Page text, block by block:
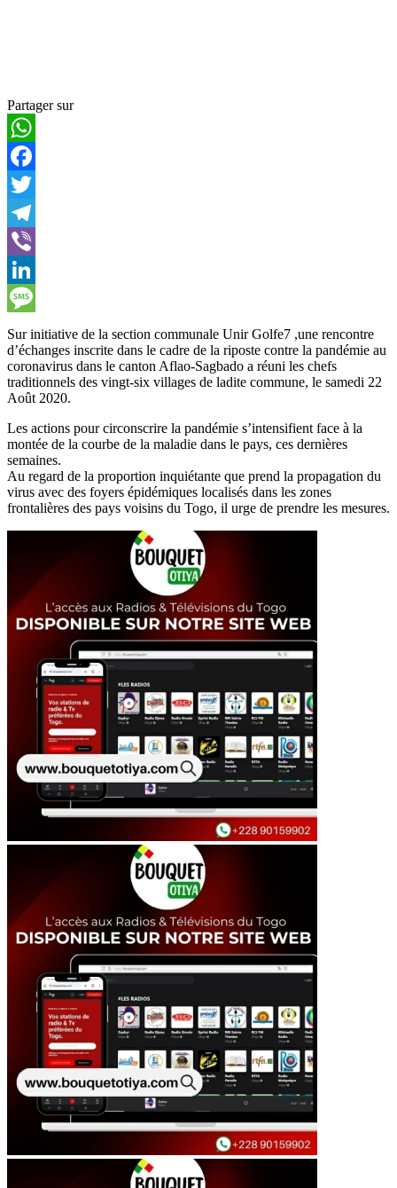
Partager sur
WhatsApp
Facebook
Twitter
Telegram
Viber
LinkedIn
Message
Sur initiative de la section communale Unir Golfe7 ,une rencontre
d’échanges inscrite dans le cadre de la riposte contre la pandémie au
coronavirus dans le canton Aflao-Sagbado a réuni les chefs
traditionnels des vingt-six villages de ladite commune, le samedi 22
Août 2020.
Les actions pour circonscrire la pandémie s’intensifient face à la
montée de la courbe de la maladie dans le pays, ces dernières
semaines.
Au regard de la proportion inquiétante que prend la propagation du
virus avec des foyers épidémiques localisés dans les zones
frontalières des pays voisins du Togo, il urge de prendre les mesures.